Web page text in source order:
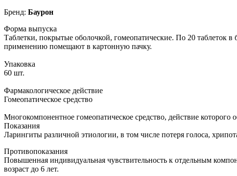
Бренд: Баурон
Форма выпуска
Таблетки, покрытые оболочкой, гомеопатические. По 20 таблеток
применению помещают в картонную пачку.
Упаковка
60 шт.
Фармакологическое действие
Гомеопатическое средство
Многокомпонентное гомеопатическое средство, действие
Показания
Ларингиты различной этиологии, в том числе потеря голоса,
Противопоказания
Повышенная индивидуальная чувствительность к отдельным
возраст до 6 лет.